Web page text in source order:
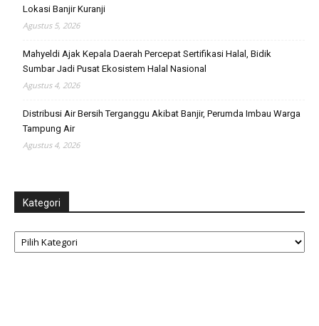
Lokasi Banjir Kuranji
Agustus 5, 2026
Mahyeldi Ajak Kepala Daerah Percepat Sertifikasi Halal, Bidik
Sumbar Jadi Pusat Ekosistem Halal Nasional
Agustus 4, 2026
Distribusi Air Bersih Terganggu Akibat Banjir, Perumda Imbau Warga
Tampung Air
Agustus 4, 2026
Kategori
Kategori